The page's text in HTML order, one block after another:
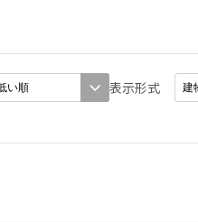
表示形式